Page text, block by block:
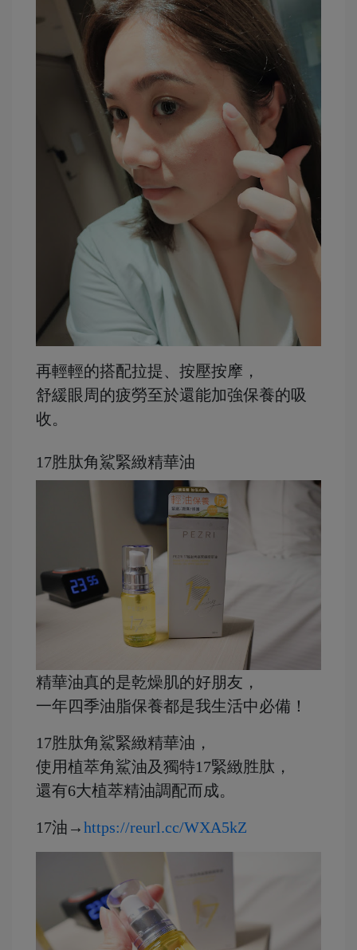
再輕輕的搭配拉提、按壓按摩，
舒緩眼周的疲勞至於還能加強保養的吸
收。
17胜肽角鯊緊緻精華油
精華油真的是乾燥肌的好朋友，
一年四季油脂保養都是我生活中必備！
17胜肽角鯊緊緻精華油，
使用植萃角鯊油及獨特17緊緻胜肽，
還有6大植萃精油調配而成。
17油→https://reurl.cc/WXA5kZ